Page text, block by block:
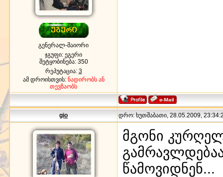
გენერალ-მაიორი
ჯგუფი: ეგერი
შეტყობინება: 350
რეპუტაცია: 3
ამ დროისთვის: ნადირობს ან
თევზაობს
gio დრო: ხუთშაბათი, 28.05.2009,
მგონი
წამოვიდნენ...